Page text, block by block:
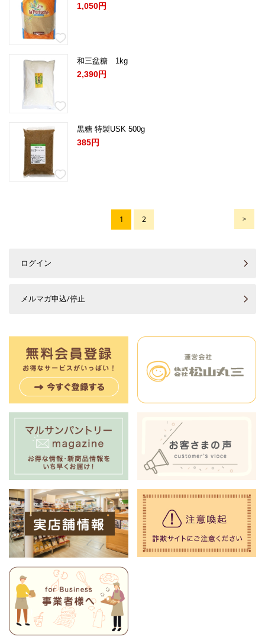
1,050円
和三盆糖 1kg
2,390円
黒糖 特製USK 500g
385円
>
1 2
ログイン
メルマガ申込/停止